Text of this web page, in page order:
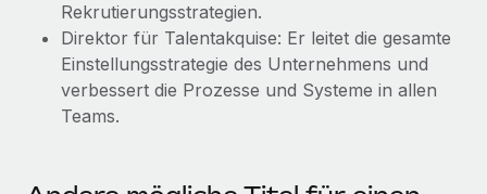
Rekrutierungsstrategien.
Direktor für Talentakquise: Er leitet die gesamte
Einstellungsstrategie des Unternehmens und
verbessert die Prozesse und Systeme in allen
Teams.